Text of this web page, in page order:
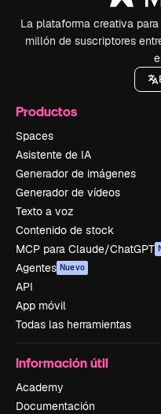
La plataforma creativa
millón de suscriptores
Productos
Spaces
Asistente de IA
Generador de imágenes
Generador de vídeos
Texto a voz
Contenido de stock
MCP para Claude/ChatGPT
Agentes Nuevo
API
App móvil
Todas las herramientas
Información útil
Academy
Documentación